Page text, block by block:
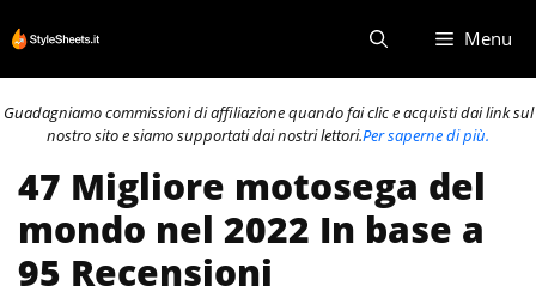
al
contenuto
Menu
Guadagniamo commissioni di affiliazione quando fai clic e acquisti dai link sul
nostro sito e siamo supportati dai nostri lettori.Per saperne di più.
47 Migliore motosega del
mondo nel 2022 In base a
95 Recensioni